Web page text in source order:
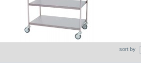
sort by